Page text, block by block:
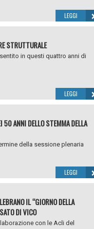
LEGGI
STRUTTURALE
in questi quattro anni di
LEGGI
50 ANNI DELLO STEMMA DELLA
della sessione plenaria
LEGGI
IL “GIORNO DELLA
DI VICO
con le Acli del